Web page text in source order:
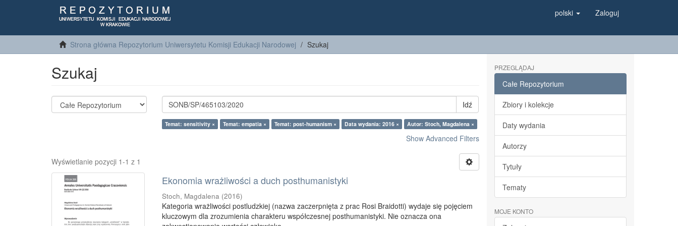
polski Zaloguj
Strona główna Repozytorium Uniwersytetu Komisji Edukacji Narodowej Szukaj
Szukaj
Idź
Temat: sensitivity × Temat: empatia × Temat: post-humanism × Data wydania: 2016 × Autor: Stoch, Magdalena ×
Show Advanced Filters
Wyświetlanie pozycji 1-1 z 1
Ekonomia wrażliwości a duch posthumanistyki
Stoch, Magdalena (2016)
Kategoria wrażliwości postludzkiej (nazwa zaczerpnięta z prac Rosi Braidotti) wydaje się pojęciem
kluczowym dla zrozumienia charakteru współczesnej posthumanistyki. Nie oznacza ona
PRZEGLĄDAJ
Całe Repozytorium
Zbiory i kolekcje
Daty wydania
Autorzy
Tytuły
Tematy
MOJE KONTO